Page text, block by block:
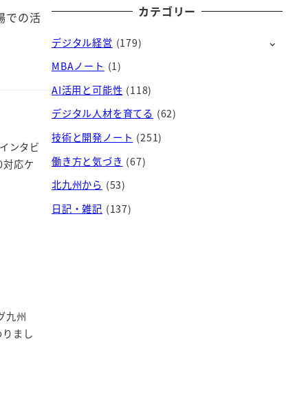
での活
ンタビ
応ケ
九州
まし
ー
イ
ブ
カテゴリー
デジタル経営 (179)
MBAノート (1)
AI活用と可能性 (118)
デジタル人材を育てる (62)
技術と開発ノート (251)
働き方と気づき (67)
北九州から (53)
日記・雑記 (137)